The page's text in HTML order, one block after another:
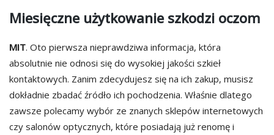
Miesięczne użytkowanie szkodzi oczom
MIT. Oto pierwsza nieprawdziwa informacja, która
absolutnie nie odnosi się do wysokiej jakości szkieł
kontaktowych. Zanim zdecydujesz się na ich zakup, musisz
dokładnie zbadać źródło ich pochodzenia. Właśnie dlatego
zawsze polecamy wybór ze znanych sklepów internetowych
czy salonów optycznych, które posiadają już renomę i